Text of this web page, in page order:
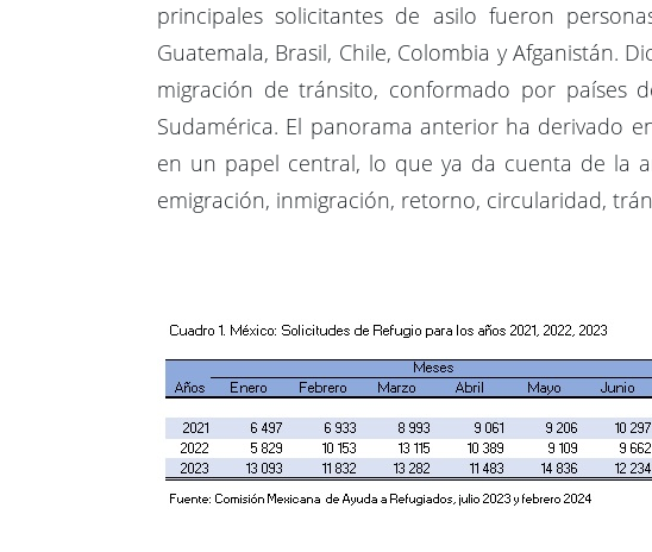
principales solicitantes de asilo fueron
Guatemala, Brasil, Chile, Colombia y Afganistán.
migración de tránsito, conformado por países
Sudamérica. El panorama anterior ha derivado
en un papel central, lo que ya da cuenta de la
emigración, inmigración, retorno, circularidad,